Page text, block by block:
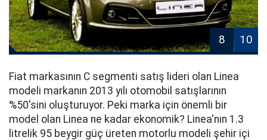
8 10
Fiat markasının C segmenti satış lideri olan Linea
modeli markanın 2013 yılı otomobil satışlarının
%50'sini oluşturuyor. Peki marka için önemli bir
model olan Linea ne kadar ekonomik? Linea'nın 1.3
litrelik 95 beygir güç üreten motorlu modeli şehir içi